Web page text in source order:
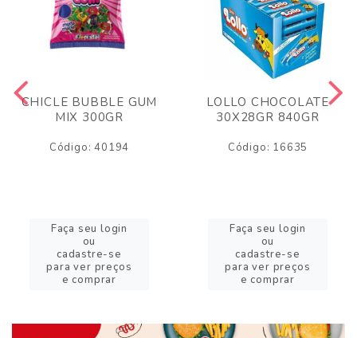
CHICLE BUBBLE GUM
MIX 300GR
Código: 40194
Faça seu login
ou
cadastre-se
para ver preços
e comprar
LOLLO CHOCOLATE
30X28GR 840GR
Código: 16635
Faça seu login
ou
cadastre-se
para ver preços
e comprar